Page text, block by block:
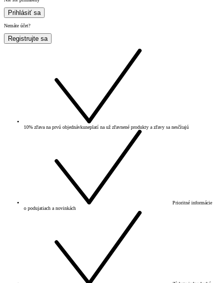
Prihlásiť sa
Nemáte účet?
Registrujte sa
10% zľava na prvú objednávkuneplatí na už zľavnené produkty a zľavy sa nesčítajú
Prioritné informácie
o podujatiach a novinkách